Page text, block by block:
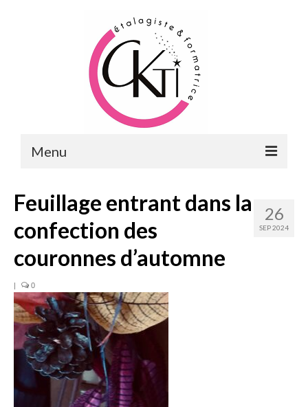
Menu
FORMATIONS
FORMATIONS RH
FORMATIONS DE FORMATEURS
CONSEILS & PRESTATIONS
REALISATIONS
26
SEP 2024
Feuillage entrant dans la
confection des
couronnes d’automne
| 0